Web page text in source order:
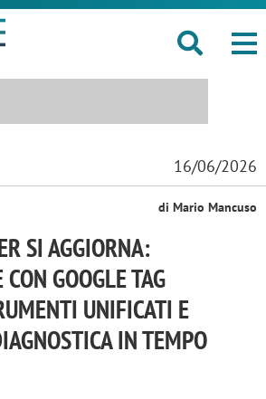
16/06/2026
di Mario Mancuso
SI AGGIORNA:
GOOGLE TAG
UNIFICATI E
IN TEMPO